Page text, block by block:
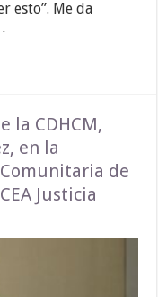
esto”. Me da
la CDHCM,
en la
de
Justicia